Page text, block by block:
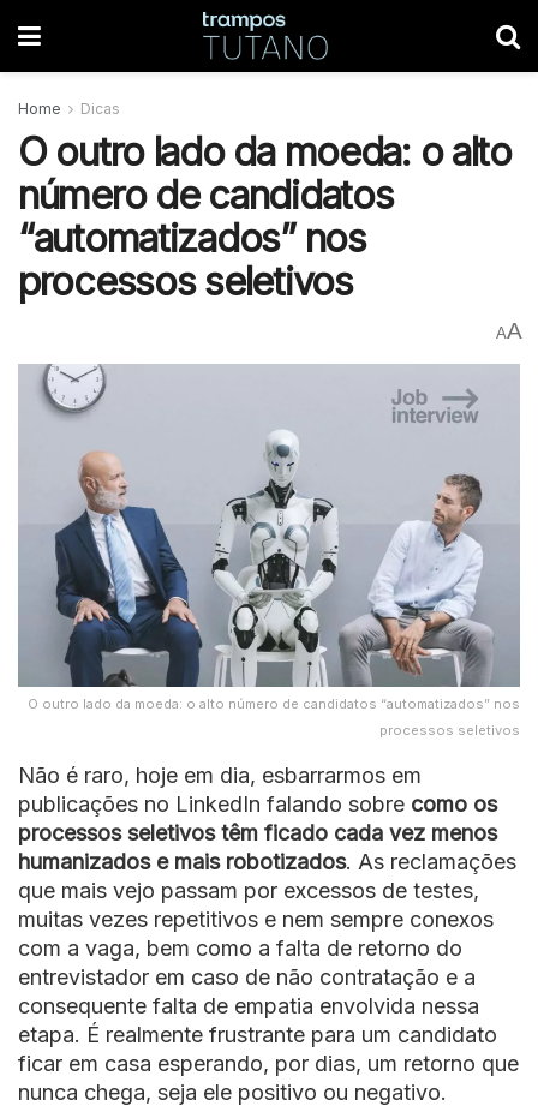
Home Dicas
O outro lado da moeda: o alto
número de candidatos
“automatizados” nos
processos seletivos
AA
O outro lado da moeda: o alto número de candidatos “automatizados” nos
processos seletivos
Não é raro, hoje em dia, esbarrarmos em
publicações no LinkedIn falando sobre como os
processos seletivos têm ficado cada vez menos
humanizados e mais robotizados. As reclamações
que mais vejo passam por excessos de testes,
muitas vezes repetitivos e nem sempre conexos
com a vaga, bem como a falta de retorno do
entrevistador em caso de não contratação e a
consequente falta de empatia envolvida nessa
etapa. É realmente frustrante para um candidato
ficar em casa esperando, por dias, um retorno que
nunca chega, seja ele positivo ou negativo.